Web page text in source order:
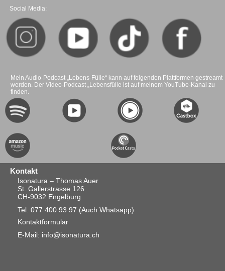
Social Media:
Mein Audio-Podcast „Lebens-Fülle“ kann auf folgenden Plattformen gestreamt
werden. Der Video-Podcast „Lebensfülle ist auf meinem YouTube-Kanal zu
finden.
Kontakt
Isonatura – Thomas Auer
St. Gallerstrasse 126
CH-9032 Engelburg
Tel. 077 400 93 97 (Auch Whatsapp)
Kontaktformular
E-Mail: info@isonatura.ch